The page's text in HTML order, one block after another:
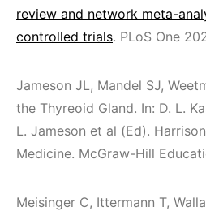
review and network meta-
controlled trials. PLoS One
Jameson JL, Mandel SJ,
the Thyreoid Gland. In: D. L.
L. Jameson et al (Ed).
Medicine. McGraw-Hill
Meisinger C, Ittermann T,